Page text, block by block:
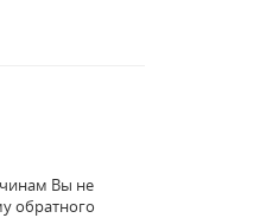
Вы не
обратного